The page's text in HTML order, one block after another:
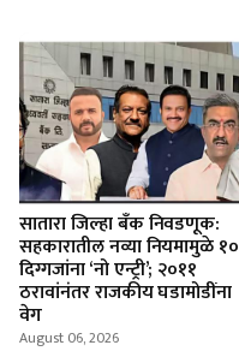
सातारा जिल्हा बँक निवडणूक:
सहकारातील नव्या नियमामुळे १०
दिग्गजांना ‘नो एन्ट्री’; २०११
ठरावांनंतर राजकीय घडामोडींना
वेग
August 06, 2026